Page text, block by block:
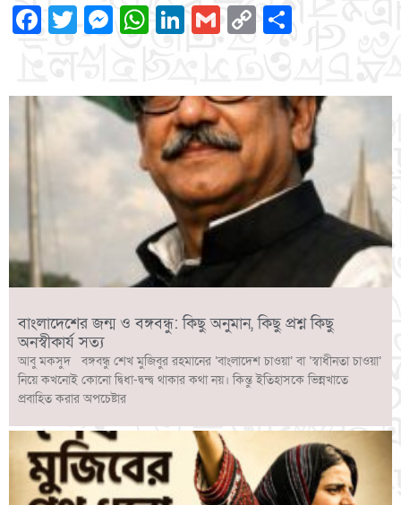
Facebook
Twitter
Messenger
WhatsApp
LinkedIn
Gmail
Copy
Link
Share
বাংলাদেশের জন্ম ও বঙ্গবন্ধু: কিছু অনুমান, কিছু প্রশ্ন কিছু
অনস্বীকার্য সত্য
আবু মকসুদ বঙ্গবন্ধু শেখ মুজিবুর রহমানের ‘বাংলাদেশ চাওয়া’ বা ‘স্বাধীনতা চাওয়া’
নিয়ে কখনোই কোনো দ্বিধা-দ্বন্দ্ব থাকার কথা নয়। কিন্তু ইতিহাসকে ভিন্নখাতে
প্রবাহিত করার অপচেষ্টার